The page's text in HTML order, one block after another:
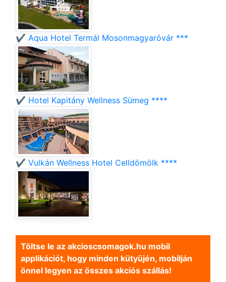
✔️ Aqua Hotel Termál Mosonmagyaróvár ***
✔️ Hotel Kapitány Wellness Sümeg ****
✔️ Vulkán Wellness Hotel Celldömölk ****
Töltse le az akcioscsomagok.hu mobil
applikációt, hogy minden kütyüjén, mobilján
önnel legyen az összes akciós szállás!